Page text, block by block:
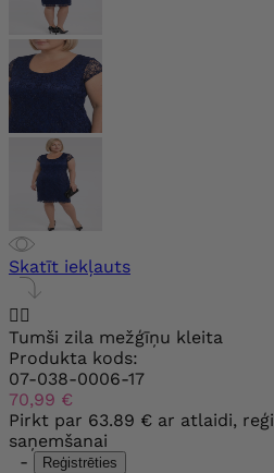
Skatīt iekļauts

Tumši zila mežģīņu kleita
Produkta kods:
07-038-0006-17
70,99 €
Pirkt par 63.89 € ar atlaidi,
saņemšanai
-
Reģistrēties